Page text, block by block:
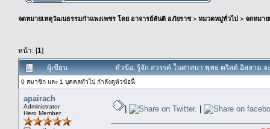
จดหมายเหตุวัฒนธรรมกำแพงเพชร โดย อาจารย์สันติ อภัยราช> หมวดหมู่ทั่วไป > จดหมา
หน้า: [1]
ผู้เขียน หัวข้อ: รู้จัก สวรรค์ ในศาสนา พุทธ คริสต์ อิสลาม
0 สมาชิก และ 1 บุคคลทั่วไป กำลังดูหัวข้อนี้
apairach
Administrator
Hero Member
| |